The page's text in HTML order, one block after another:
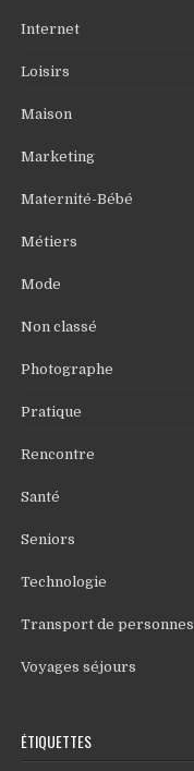
Internet
Loisirs
Maison
Marketing
Maternité-Bébé
Métiers
Mode
Non classé
Photographe
Pratique
Rencontre
Santé
Seniors
Technologie
Transport de personnes
Voyages séjours
ÉTIQUETTES